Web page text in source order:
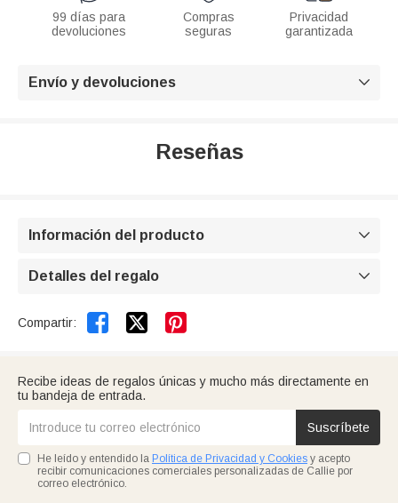
99 días para
devoluciones
Compras
seguras
Privacidad
garantizada
Envío y devoluciones 
Reseñas
Información del producto 
Detalles del regalo 
Compartir:  
Recibe ideas de regalos únicas y mucho más directamente en
tu bandeja de entrada.
Suscríbete
He leído y entendido la Política de Privacidad y Cookies y acepto
recibir comunicaciones comerciales personalizadas de Callie por
correo electrónico.